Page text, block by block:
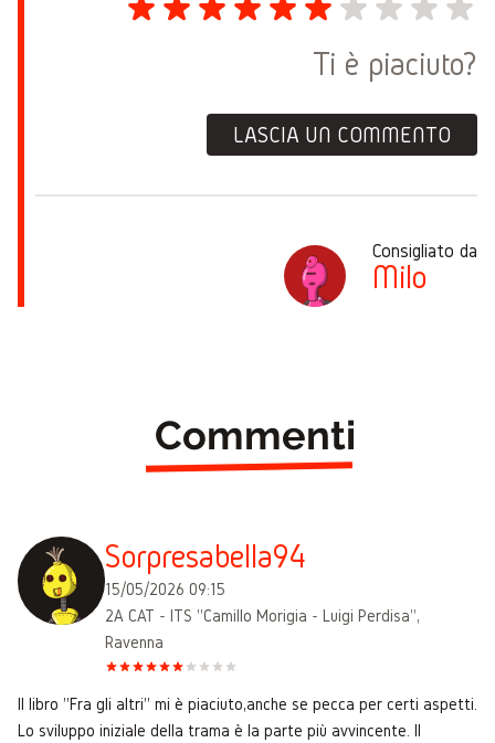
Ti è piaciuto?
LASCIA UN COMMENTO
Consigliato da
Milo
Commenti
Sorpresabella94
15/05/2026 09:15
2A CAT - ITS "Camillo Morigia - Luigi Perdisa",
Ravenna
Il libro "Fra gli altri" mi è piaciuto,anche se pecca per certi aspetti.
Lo sviluppo iniziale della trama è la parte più avvincente. Il